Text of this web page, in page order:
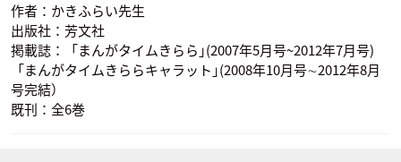
作者：かきふらい先生
出版社：芳文社
掲載誌：「まんがタイムきらら｣(2007年5月号~2012年7月号)
「まんがタイムきららキャラット｣(2008年10月号∼2012年8月
号完結）
既刊：全6巻